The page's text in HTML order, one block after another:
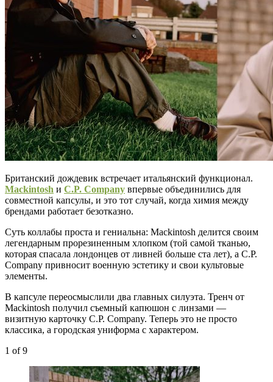
Британский дождевик встречает итальянский функционал.
Mackintosh и C.P. Company впервые объединились для
совместной капсулы, и это тот случай, когда химия между
брендами работает безотказно.
Суть коллабы проста и гениальна: Mackintosh делится своим
легендарным прорезиненным хлопком (той самой тканью,
которая спасала лондонцев от ливней больше ста лет), а C.P.
Company привносит военную эстетику и свои культовые
элементы.
В капсуле переосмыслили два главных силуэта. Тренч от
Mackintosh получил съемный капюшон с линзами —
визитную карточку C.P. Company. Теперь это не просто
классика, а городская униформа с характером.
1 of 9